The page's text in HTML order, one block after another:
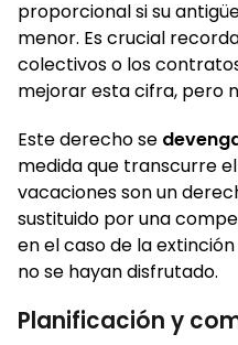
proporcional si su
menor. Es crucial
colectivos o los
mejorar esta cifra, pero
Este derecho se
medida que transcurre
vacaciones son un
sustituido por una
en el caso de la
no se hayan disfrutado.
Planificación y